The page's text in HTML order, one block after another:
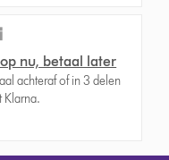
nu, betaal later
achteraf of in 3 delen
Klarna.